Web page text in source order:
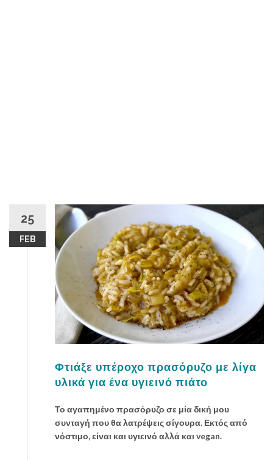
25
FEB
Φτιάξε υπέροχο πρασόρυζο με λίγα
υλικά για ένα υγιεινό πιάτο
Το αγαπημένο πρασόρυζο σε μία δική μου
συνταγή που θα λατρέψεις σίγουρα. Εκτός από
νόστιμο, είναι και υγιεινό αλλά και vegan.